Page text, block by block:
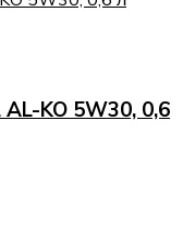
KO 5W30, 0,6